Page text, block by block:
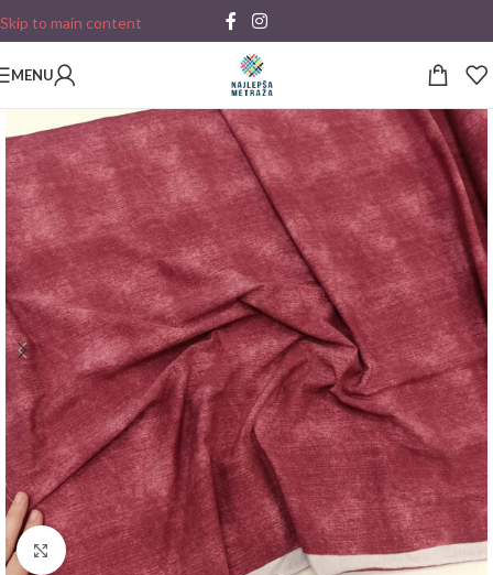
Skip to main content
MENU
Click to enlarge